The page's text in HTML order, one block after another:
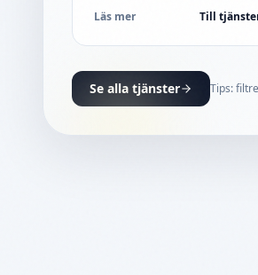
V70 / XC70. Vi löser problem
som: Innerbelysning funkar
inte, Lås funkar inte,
Konstiga felkode...
Läs mer Till
Se alla tjänster Tips: